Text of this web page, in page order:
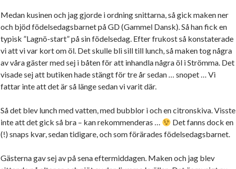
Medan kusinen och jag gjorde i ordning snittarna, så gick maken ner
och bjöd födelsedagsbarnet på GD (Gammel Dansk). Så han fick en
typisk ”Lagnö-start” på sin födelsedag. Efter frukost så konstaterade
vi att vi var kort om öl. Det skulle bli sill till lunch, så maken tog några
av våra gäster med sej i båten för att inhandla några öl i Strömma. Det
visade sej att butiken hade stängt för tre år sedan … snopet … Vi
fattar inte att det är så länge sedan vi varit där.
Så det blev lunch med vatten, med bubblor i och en citronskiva. Visste
inte att det gick så bra – kan rekommenderas …
Det fanns dock en
(!) snaps kvar, sedan tidigare, och som förärades födelsedagsbarnet.
Gästerna gav sej av på sena eftermiddagen. Maken och jag blev